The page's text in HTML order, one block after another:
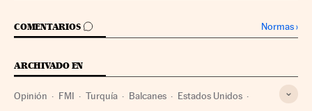
COMENTARIOS
IR A LOS COMENTARIOS Normas›
ARCHIVADO EN
Opinión FMI Turquía Balcanes Estados Unidos